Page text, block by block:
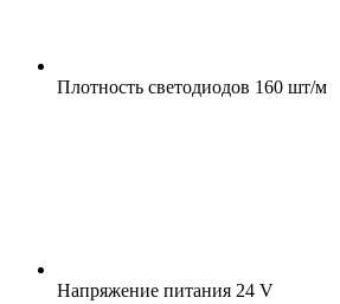
Плотность светодиодов 160 шт/м
Напряжение питания 24 V